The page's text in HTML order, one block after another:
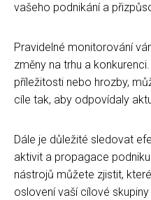
vašeho podnikání a
Pravidelné monitorování
změny na trhu a
příležitosti nebo hrozby,
cíle tak, aby odpovídaly
Dále je důležité sledovat
aktivit a propagace
nástrojů můžete zjistit,
oslovení vaší cílové